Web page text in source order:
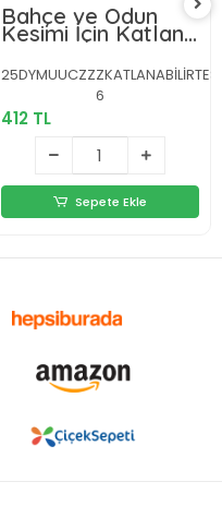
Bahçe ve Odun
Kesimi İçin Katlanır
El Testeresi
6
412 TL
Sepete Ekle